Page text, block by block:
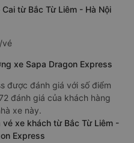
từ Bắc Từ Liêm - Hà Nội
vé
xe Sapa Dragon Express
được đánh giá với số điểm
đánh giá của khách hàng
xe này.
xe khách từ Bắc Từ Liêm -
Express